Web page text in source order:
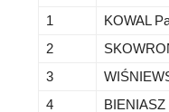
1
KOWAL
2
3
4
BIENIASZ